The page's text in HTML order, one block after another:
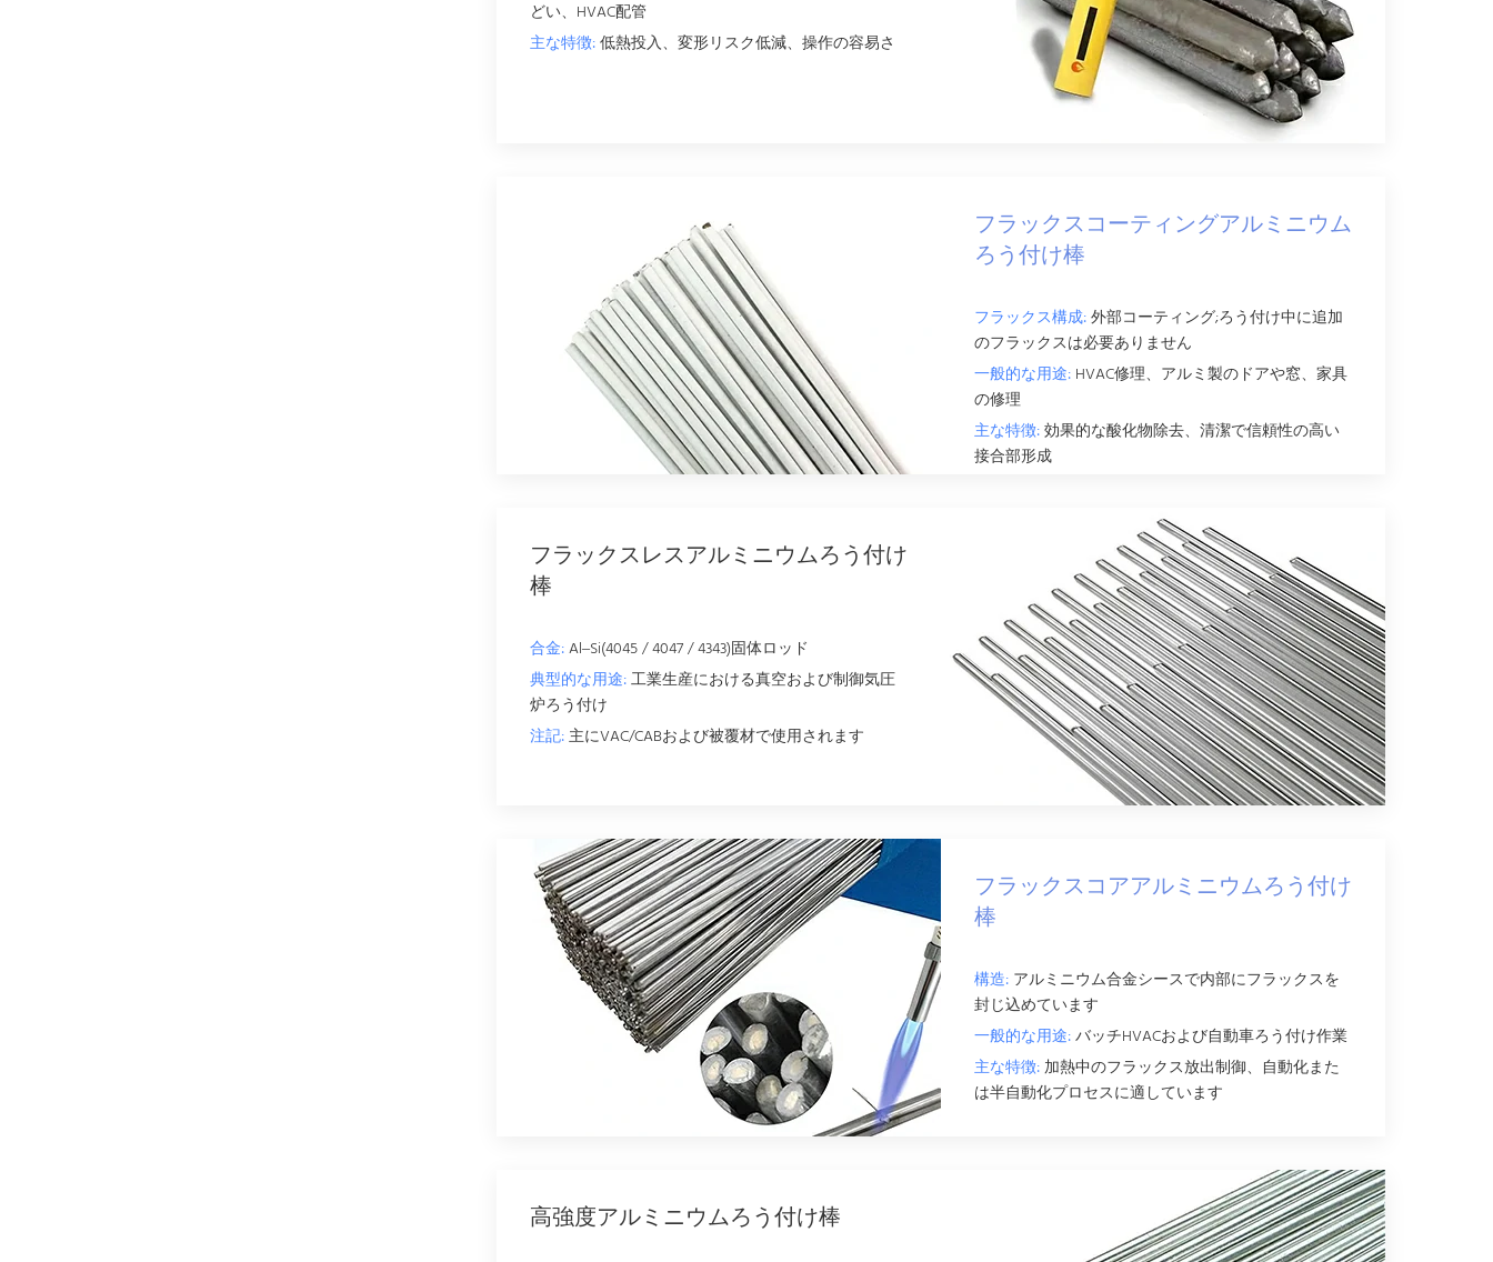
どい、HVAC配管
主な特徴:低熱投入、変形リスク低減、操作の容易さ
フラックスコーティングアルミニウム
ろう付け棒
フラックス構成:外部コーティング;ろう付け中に追加
のフラックスは必要ありません
一般的な用途: HVAC修理、アルミ製のドアや窓、家具
の修理
主な特徴:効果的な酸化物除去、清潔で信頼性の高い
接合部形成
フラックスレスアルミニウムろう付け
棒
合金:Al–Si(4045 / 4047 / 4343)固体ロッド
典型的な用途:工業生産における真空および制御気圧
炉ろう付け
注記:主にVAC/CABおよび被覆材で使用されます
フラックスコアアルミニウムろう付け
棒
構造: アルミニウム合金シースで内部にフラックスを
封じ込めています
一般的な用途:バッチHVACおよび自動車ろう付け作業
主な特徴:加熱中のフラックス放出制御、自動化また
は半自動化プロセスに適しています
高強度アルミニウムろう付け棒